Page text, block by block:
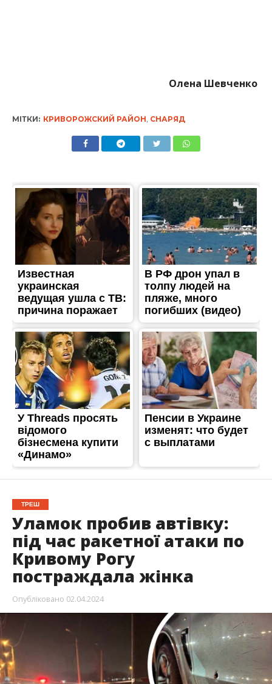
Олена Шевченко
МІТКИ: КРИВОРОЖСКИЙ РАЙОН СНАРЯД
ТРЕШ
Уламок пробив автівку:
під час ракетної атаки по
Кривому Рогу
постраждала жінка
Опубліковано 02.04.2024